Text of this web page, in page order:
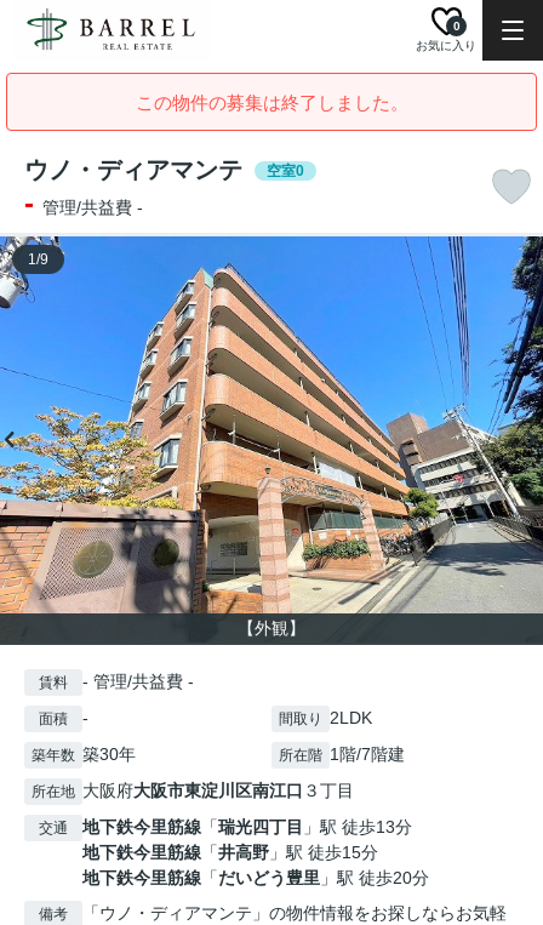
お気に入り
0
この物件の募集は終了しました。
ウノ・ディアマンテ 空室0
- 管理/共益費 -
【外観】
1/9
賃料 - 管理/共益費 -
面積 - 間取り 2LDK
築年数 築30年 所在階 1階/7階建
所在地 大阪府大阪市東淀川区南江口 ３丁目
交通 地下鉄今里筋線 「瑞光四丁目 」駅 徒歩13分
地下鉄今里筋線 「井高野 」駅 徒歩15分
地下鉄今里筋線 「だいどう豊里 」駅 徒歩20分
備考
「ウノ・ディアマンテ」の物件情報をお探しならお気軽